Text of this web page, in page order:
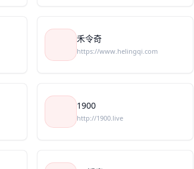
禾令奇
https://www.helingqi.com
1900
http://1900.live